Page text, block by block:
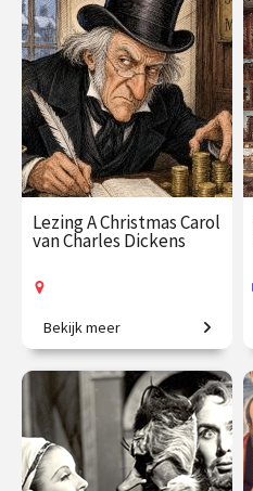
€ 195.00
vanaf 25
jan.
/ Op locatie of online
Lezing A Christmas Carol
van Charles Dickens
Het bekende kerstverhaal
van Charles Dickens.
€ 19.00 / €
23.50
vanaf 12
dec.
Op locatie
Bekijk meer